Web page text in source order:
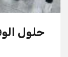
حلول